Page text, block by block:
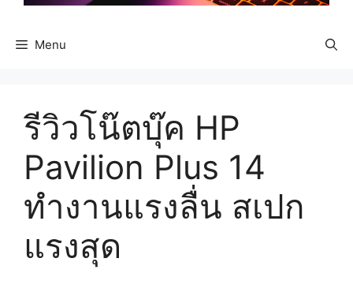
Menu
รีวิวโน๊ตบุ๊ค HP
Pavilion Plus 14
ทำงานแรงลื่น สเปก
แรงสุด